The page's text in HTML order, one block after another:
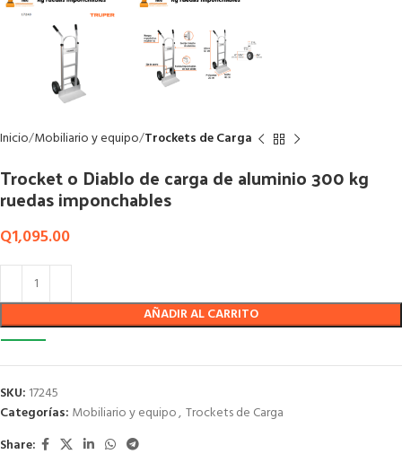
Inicio Mobiliario y equipo Trockets de Carga
Trocket o Diablo de carga de aluminio 300 kg
ruedas imponchables
Q1,095.00
AÑADIR AL CARRITO
SKU: 17245
Categorías: Mobiliario y equipo, Trockets de Carga
Share: